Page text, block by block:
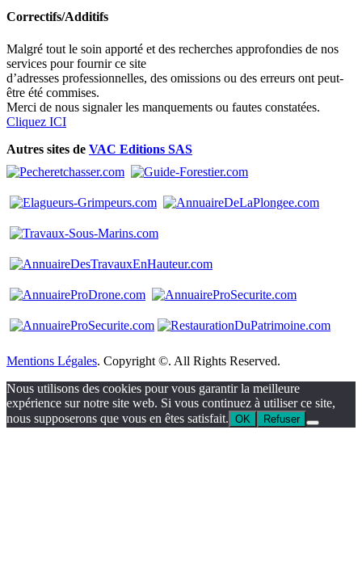
Correctifs/Additifs
Malgré tout le soin apporté et des recherches approfondies de nos
services pour fournir ce site
d’adresses professionnelles, des omissions ou des erreurs ont peut-
être été commises.
Merci de nous signaler les manquements ou fautes constatées.
Cliquez ICI
Autres sites de VAC Editions SAS
Mentions Légales. Copyright ©. All Rights Reserved.
Nous utilisons des cookies pour vous garantir la meilleure
expérience sur notre site web. Si vous continuez à utiliser ce site,
nous supposerons que vous en êtes satisfait. OK Refuser